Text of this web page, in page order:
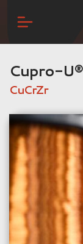
Cupro-
CuCrZr